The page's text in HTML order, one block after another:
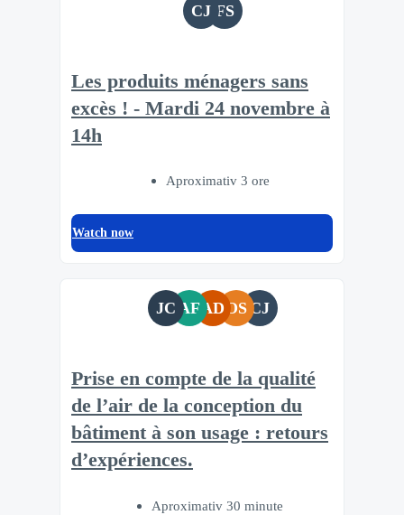
CJ FS
Les produits ménagers sans
excès ! - Mardi 24 novembre à
14h
Aproximativ 3 ore
Watch now
JC AF AD OS CJ
Prise en compte de la qualité
de l’air de la conception du
bâtiment à son usage : retours
d’expériences.
Aproximativ 30 minute